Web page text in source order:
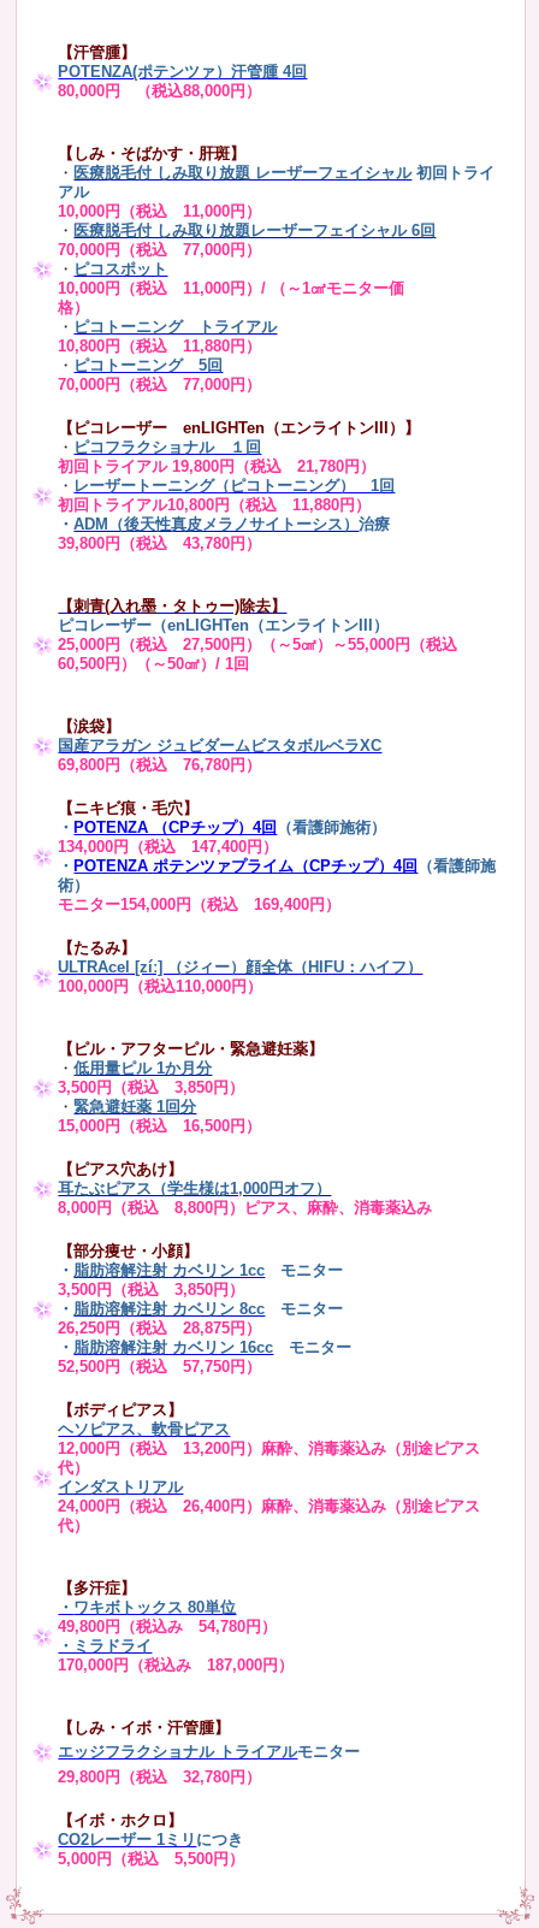
【汗管腫】
POTENZA(ポテンツァ）汗管腫 4回
80,000円 （税込88,000円）
【しみ・そばかす・肝斑】
・ 医療脱毛付 しみ取り放題 レーザーフェイシャル 初回トライ
アル
10,000円（税込 11,000円）
・ 医療脱毛付 しみ取り放題レーザーフェイシャル 6回
70,000円（税込 77,000円）
・ ピコスポット
10,000円（税込 11,000円）/ （～1㎠モニター価
格）
・ ピコトーニング トライアル
10,800円（税込 11,880円）
・ ピコトーニング 5回
70,000円（税込 77,000円）
【ピコレーザー enLIGHTen（エンライトンIII）】
・ ピコフラクショナル １回
初回トライアル 19,800円（税込 21,780円）
・ レーザートーニング（ピコトーニング） 1回
初回トライアル10,800円（税込 11,880円）
・ADM（後天性真皮メラノサイトーシス）治療
39,800円（税込 43,780円）
【刺青(入れ墨・タトゥー)除去】
ピコレーザー（enLIGHTen（エンライトンIII）
25,000円（税込 27,500円）（～5㎠）～55,000円（税込
60,500円）（～50㎠）/ 1回
【涙袋】
国産アラガン ジュビダームビスタボルベラXC
69,800円（税込 76,780円）
【ニキビ痕・毛穴】
・ POTENZA （CPチップ）4回
（看護師施術）
134,000円（税込 147,400円）
・ POTENZA ポテンツァプライム（CPチップ）4回
（看護師施
術）
モニター154,000円（税込 169,400円）
【たるみ】
ULTRAcel [zíː] （ジィー）顔全体（HIFU：ハイフ）
100,000円（税込110,000円）
【ピル・アフターピル・緊急避妊薬】
・低用量ピル 1か月分
3,500円（税込 3,850円）
・緊急避妊薬 1回分
15,000円（税込 16,500円）
【ピアス穴あけ】
耳たぶピアス（学生様は1,000円オフ）
8,000円（税込 8,800円）ピアス、麻酔、消毒薬込み
【部分痩せ・小顔】
・ 脂肪溶解注射 カベリン 1cc モニター
3,500円（税込 3,850円）
・ 脂肪溶解注射 カベリン 8cc モニター
26,250円（税込 28,875円）
・ 脂肪溶解注射 カベリン 16cc
モニター
52,500円（税込 57,750円）
【ボディピアス】
ヘソピアス、軟骨ピアス
12,000円（税込 13,200円）麻酔、消毒薬込み（別途ピアス
代）
インダストリアル
24,000円（税込 26,400円）麻酔、消毒薬込み（別途ピアス
代）
【多汗症】
・ ワキボトックス 80単位
49,800円（税込み 54,780円）
・ミラドライ
170,000円（税込み 187,000円）
【しみ・イボ・汗管腫】
エッジフラクショナル トライアルモニター
29,800円（税込 32,780円）
【イボ・ホクロ】
CO2レーザー 1ミリ につき
5,000円（税込 5,500円）